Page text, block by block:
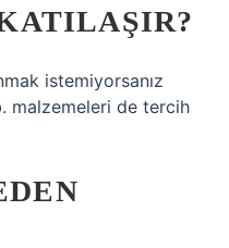
istemiyorsanız
malzemeleri de tercih